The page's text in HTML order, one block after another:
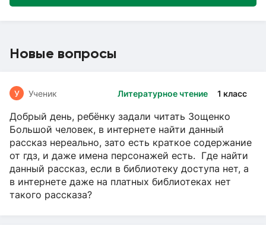
Новые вопросы
Литературное чтение 1 класс
У Ученик
Добрый день, ребёнку задали читать Зощенко
Большой человек, в интернете найти данный
рассказ нереально, зато есть краткое содержание
от гдз, и даже имена персонажей есть. Где найти
данный рассказ, если в библиотеку доступа нет, а
в интернете даже на платных библиотеках нет
такого рассказа?